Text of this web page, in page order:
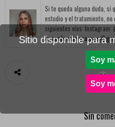

Sitio disponible para
Soy
Soy
Si te queda alguna duda,
estudio y el tratamiento,
siguientes vías: Instagram:
Sin
Vibradores